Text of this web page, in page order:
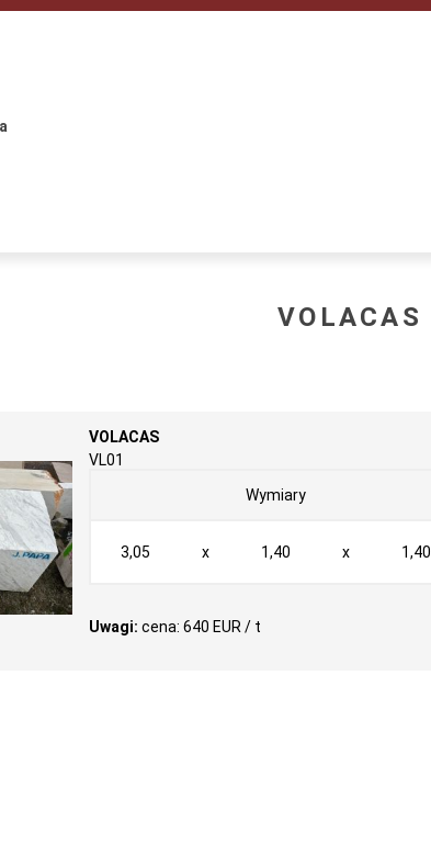
VOLACAS
VOLACAS
VL01
Wymiary
3,05 x 1,40 x 1,40
Uwagi: cena: 640 EUR / t